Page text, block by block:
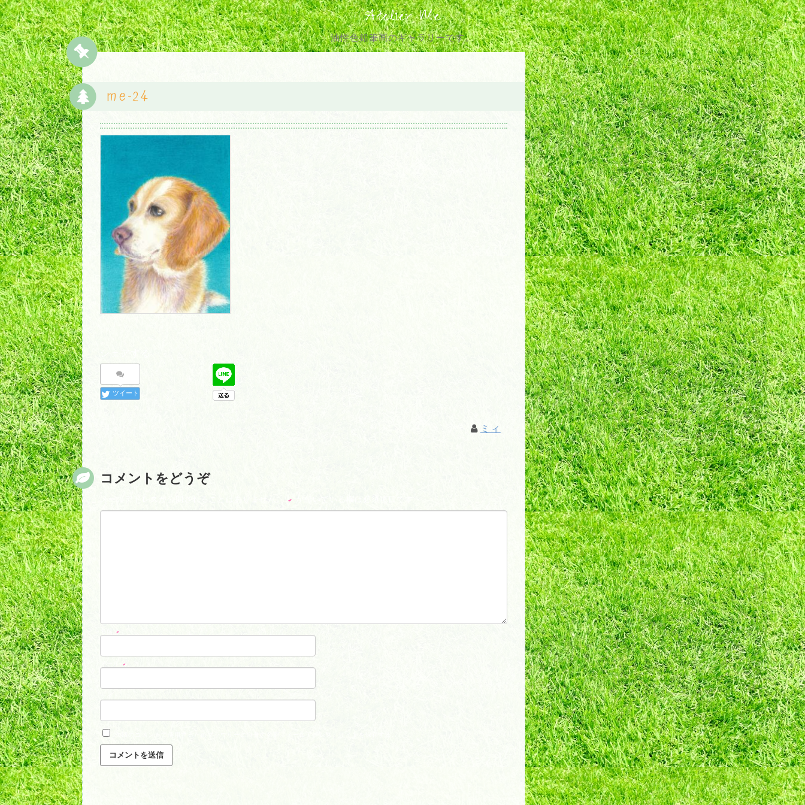
Atelier Me
油性色鉛筆画のギャラリーです。
me-24
ツイート
ミィ
コメントをどうぞ
*
名前*
メール*
サイト